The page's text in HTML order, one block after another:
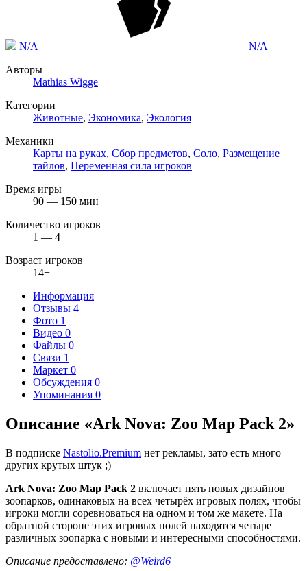
N/A
N/A
Авторы
Mathias Wigge
Категории
Животные, Экономика, Экология
Механики
Карты на руках, Сбор предметов, Соло, Размещение
тайлов, Переменная сила игроков
Время игры
90 — 150 мин
Количество игроков
1 — 4
Возраст игроков
14+
Информация
Отзывы 4
Фото 1
Видео 0
Файлы 0
Связи 1
Маркет 0
Обсуждения 0
Упоминания 0
Описание «Ark Nova: Zoo Map Pack 2»
В подписке Nastolio.Premium нет рекламы, зато есть много
других крутых штук ;)
Ark Nova: Zoo Map Pack 2 включает пять новых дизайнов
зоопарков, одинаковых на всех четырёх игровых полях, чтобы
игроки могли соревноваться на одном и том же макете. На
обратной стороне этих игровых полей находятся четыре
различных зоопарка с новыми и интересными способностями.
Описание предоставлено: @Weird6